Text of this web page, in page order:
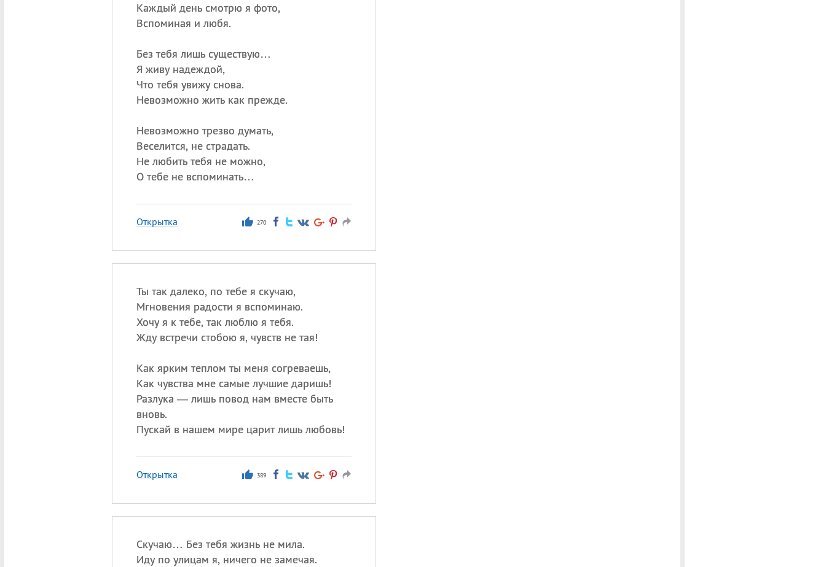
Каждый день смотрю я фото,
Вспоминая и любя.
Без тебя лишь существую…
Я живу надеждой,
Что тебя увижу снова.
Невозможно жить как прежде.
Невозможно трезво думать,
Веселится, не страдать.
Не любить тебя не можно,
О тебе не вспоминать…
Открытка 270
Ты так далеко, по тебе я скучаю,
Мгновения радости я вспоминаю.
Хочу я к тебе, так люблю я тебя.
Жду встречи стобою я, чувств не тая!
Как ярким теплом ты меня согреваешь,
Как чувства мне самые лучшие даришь!
Разлука — лишь повод нам вместе быть
вновь.
Пускай в нашем мире царит лишь любовь!
Открытка 389
Скучаю… Без тебя жизнь не мила.
Иду по улицам я, ничего не замечая.